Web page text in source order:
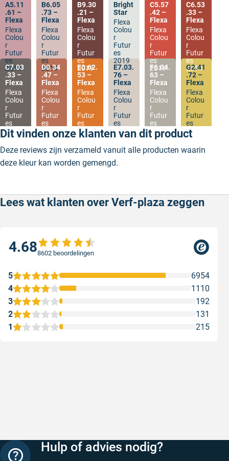
A5.11
.61 –
Flexa
Flexa
Colou
r
Futur
es
2019
B6.05
.73 –
Flexa
Flexa
Colou
r
Futur
es
2019
B9.30
.21 –
Flexa
Flexa
Colou
r
Futur
es
2019
Bright
Star
Flexa
Colou
r
Futur
es
2019
C5.57
.42 –
Flexa
Flexa
Colou
r
Futur
es
2019
C6.53
.33 –
Flexa
Flexa
Colou
r
Futur
es
2019
C7.03
.33 –
Flexa
Flexa
Colou
r
Futur
es
2019
D0.34
.47 –
Flexa
Flexa
Colou
r
Futur
es
2019
E0.62.
53 –
Flexa
Flexa
Colou
r
Futur
es
2019
E7.03.
76 –
Flexa
Flexa
Colou
r
Futur
es
2019
F6.04.
63 –
Flexa
Flexa
Colou
r
Futur
es
2019
G2.41
.72 –
Flexa
Flexa
Colou
r
Futur
es
2019
Dit vinden onze klanten van dit product
Deze reviews zijn verzameld vanuit alle producten waarin
deze kleur kan worden gemengd.
Lees wat klanten over Verf-plaza zeggen
4.688602 beoordelingen
1 215
2 131
3 192
4 1110
5 6954
Hulp of advies nodig?